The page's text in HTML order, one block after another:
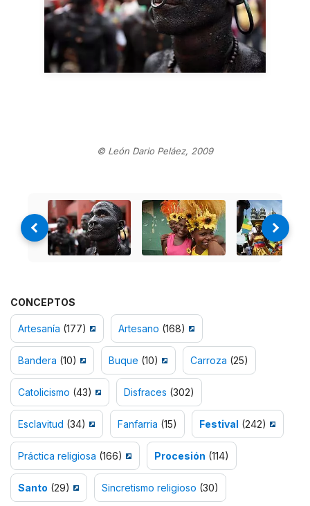
© León Dario Peláez, 2009
CONCEPTOS
Artesanía (177) Artesano (168)
Bandera (10) Buque (10) Carroza (25)
Catolicismo (43) Disfraces (302)
Esclavitud (34) Fanfarria (15) Festival (242)
Práctica religiosa (166) Procesión (114)
Santo (29) Sincretismo religioso (30)